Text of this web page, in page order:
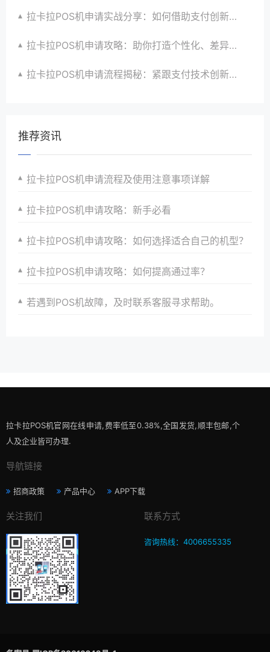
拉卡拉POS机申请实战分享：如何借助支付创新技术提升商户运营效益与效率
拉卡拉POS机申请攻略：助你打造个性化、差异化支付体验以提升竞争力
拉卡拉POS机申请流程揭秘：紧跟支付技术创新步伐，抢占市场先机
推荐资讯
拉卡拉POS机申请流程及使用注意事项详解
拉卡拉POS机申请攻略：新手必看
拉卡拉POS机申请攻略：如何选择适合自己的机型？
拉卡拉POS机申请攻略：如何提高通过率？
若遇到POS机故障，及时联系客服寻求帮助。
拉卡拉POS机官网在线申请,费率低至0.38%,全国发货,顺丰包邮,个
人及企业皆可办理.
导航链接
招商政策 产品中心 APP下载
关注我们 联系方式
咨询热线：4006655335